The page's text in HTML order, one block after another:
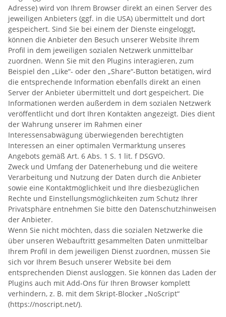
Adresse) wird von Ihrem Browser direkt an einen Server des
jeweiligen Anbieters (ggf. in die USA) übermittelt und dort
gespeichert. Sind Sie bei einem der Dienste eingeloggt,
können die Anbieter den Besuch unserer Website Ihrem
Profil in dem jeweiligen sozialen Netzwerk unmittelbar
zuordnen. Wenn Sie mit den Plugins interagieren, zum
Beispiel den „Like“- oder den „Share“-Button betätigen, wird
die entsprechende Information ebenfalls direkt an einen
Server der Anbieter übermittelt und dort gespeichert. Die
Informationen werden außerdem in dem sozialen Netzwerk
veröffentlicht und dort Ihren Kontakten angezeigt. Dies dient
der Wahrung unserer im Rahmen einer
Interessensabwägung überwiegenden berechtigten
Interessen an einer optimalen Vermarktung unseres
Angebots gemäß Art. 6 Abs. 1 S. 1 lit. f DSGVO.
Zweck und Umfang der Datenerhebung und die weitere
Verarbeitung und Nutzung der Daten durch die Anbieter
sowie eine Kontaktmöglichkeit und Ihre diesbezüglichen
Rechte und Einstellungsmöglichkeiten zum Schutz Ihrer
Privatsphäre entnehmen Sie bitte den Datenschutzhinweisen
der Anbieter.
Wenn Sie nicht möchten, dass die sozialen Netzwerke die
über unseren Webauftritt gesammelten Daten unmittelbar
Ihrem Profil in dem jeweiligen Dienst zuordnen, müssen Sie
sich vor Ihrem Besuch unserer Website bei dem
entsprechenden Dienst ausloggen. Sie können das Laden der
Plugins auch mit Add-Ons für Ihren Browser komplett
verhindern, z. B. mit dem Skript-Blocker „NoScript“
(https://noscript.net/).